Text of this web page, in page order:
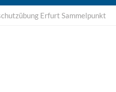
Erfurt Sammelpunkt